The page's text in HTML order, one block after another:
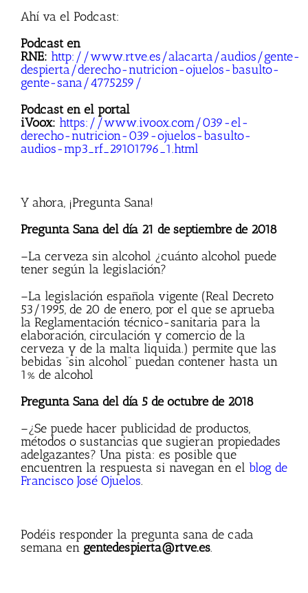
Ahí va el Podcast:
Podcast en
RNE: http://www.rtve.es/alacarta/audios/gente-
despierta/derecho-nutricion-ojuelos-basulto-
gente-sana/4775259/
Podcast en el portal
iVoox: https://www.ivoox.com/039-el-
derecho-nutricion-039-ojuelos-basulto-
audios-mp3_rf_29101796_1.html
Y ahora, ¡Pregunta Sana!
Pregunta Sana del día 21 de septiembre de 2018
–La cerveza sin alcohol ¿cuánto alcohol puede
tener según la legislación?
–La legislación española vigente (Real Decreto
53/1995, de 20 de enero, por el que se aprueba
la Reglamentación técnico-sanitaria para la
elaboración, circulación y comercio de la
cerveza y de la malta liquida.) permite que las
bebidas “sin alcohol” puedan contener hasta un
1% de alcohol
Pregunta Sana del día 5 de octubre de 2018
–¿Se puede hacer publicidad de productos,
métodos o sustancias que sugieran propiedades
adelgazantes? Una pista: es posible que
encuentren la respuesta si navegan en el blog de
Francisco José Ojuelos.
Podéis responder la pregunta sana de cada
semana en gentedespierta@rtve.es.